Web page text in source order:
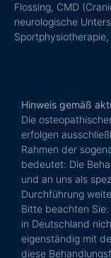
Flossing, CMD
neurologische
Hinweis gemäß
Die
erfolgen
Rahmen der
bedeutet: Die
und an uns als
Durchführung
Bitte beachten
in Deutschland
eigenständig mit
diese